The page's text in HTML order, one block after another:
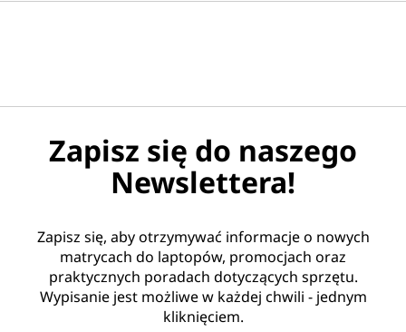
Zapisz się do naszego
Newslettera!
Zapisz się, aby otrzymywać informacje o nowych
matrycach do laptopów, promocjach oraz
praktycznych poradach dotyczących sprzętu.
Wypisanie jest możliwe w każdej chwili - jednym
kliknięciem.